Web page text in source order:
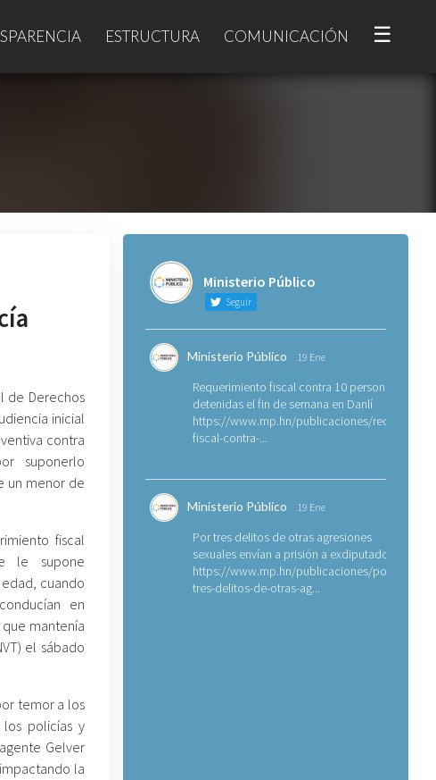
ESTRUCTURA COMUNICACIÓN ☰
de Derechos
inicial
contra
suponerlo
un menor de
fiscal
le supone
cuando
en
mantenía
el sábado
temor a los
policías y
Gelver
la
Ministerio Público
Seguir
Ministerio Público 19 Ene
Requerimiento fiscal contra 10 personas
detenidas el fin de semana en Danlí
https://www.mp.hn/publicaciones/
fiscal-contra-...
Ministerio Público 19 Ene
Por tres delitos de otras agresiones
sexuales envían a prisión a exdiputado
https://www.mp.hn/publicaciones/por-
tres-delitos-de-otras-ag...